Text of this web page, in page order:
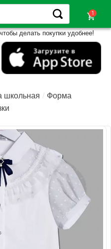
shopping_cart
делать покупки удобнее!
школьная
Форма